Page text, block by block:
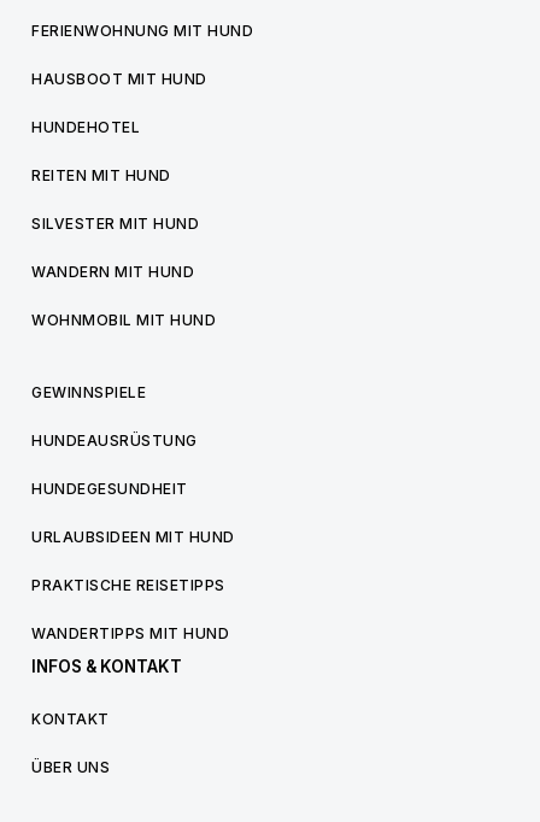
FERIENWOHNUNG MIT HUND
HAUSBOOT MIT HUND
HUNDEHOTEL
REITEN MIT HUND
SILVESTER MIT HUND
WANDERN MIT HUND
WOHNMOBIL MIT HUND
GEWINNSPIELE
HUNDEAUSRÜSTUNG
HUNDEGESUNDHEIT
URLAUBSIDEEN MIT HUND
PRAKTISCHE REISETIPPS
WANDERTIPPS MIT HUND
INFOS & KONTAKT
KONTAKT
ÜBER UNS